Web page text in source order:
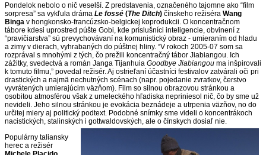
Pondelok nebolo o nič veselší. Z predstavenia, označeného tajomne ako “film
sorpresa” sa vykľula dráma Le fossé (The Ditch) čínskeho režiséra Wang
Binga v hongkonsko-francúzsko-belgickej koprodukcii. O koncentračnom
tábore kdesi uprostred púšte Gobi, kde príslušníci inteligencie, obvinení z
“pravičiarstva” sú prevychovávaní na komunistický obraz - umieraním od hladu
a zimy v dierach, vyhrabaných do púštnej hliny. “V rokoch 2005-07 som sa
rozprával s mnohými z tých, čo prežili koncentračný tábor Jiabiangou. Ich
zážitky, svedectvá a román Janga Tijanhuia Goodbye Jiabiangou ma inšpirovali
k tomuto filmu,” povedal režisér. Aj ostrieľaní účastníci festivalov zatvárali oči pri
drastických a najmä nechutných scénach (napr. pojedanie zvratkov, čerstvo
vyvrátených umierajúcim väzňom). Film so silnou obrazovou stránkou a
osobitou atmosférou však z umeleckého hľadiska nepriniesol nič, čo by sme už
nevideli. Jeho silnou stránkou je evokácia beznádeje a utrpenia väzňov, no do
určitej miery aj politický podtext. Podobné snímky sme videli o koncentrákoch
nacistických, stalinských i gottwaldovských, ale o čínskych dosiaľ nie.
Populárny taliansky
herec a režisér